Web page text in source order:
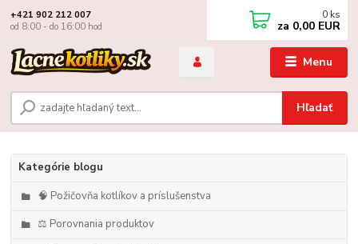
Menu
Hľadať
+421 902 212 007
od 8:00 - do 16:00 hod
0 ks
za 0,00 EUR
Kategórie blogu
🧠 Požičovňa kotlíkov a príslušenstva
⚖️ Porovnania produktov